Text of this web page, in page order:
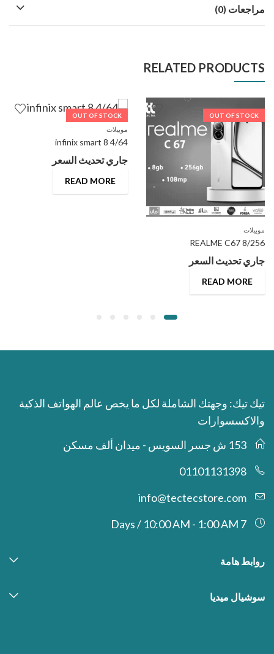
مراجعات (0)
RELATED PRODUCTS
OUT OF STOCK
موبيلات
REALME C67 8/256
جاري تحديث السعر
READ MORE
OUT OF STOCK
موبيلات
infinix smart 8 4/64
جاري تحديث السعر
READ MORE
تيك تيك: وجهتك الشاملة لكل ما يخص عالم الهواتف الذكية
والاكسسوارات
153 ش جسر السويس - ميدان ألف مسكن
01101131398
info@tectecstore.com
7 Days / 10:00 AM - 1:00 AM
روابط هامة
سوشيال ميديا